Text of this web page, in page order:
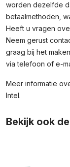
worden dezelfde
betaalmethoden,
Heeft u vragen
Neem gerust
graag bij het
via telefoon of e-
Meer informatie
Intel.
Bekijk ook